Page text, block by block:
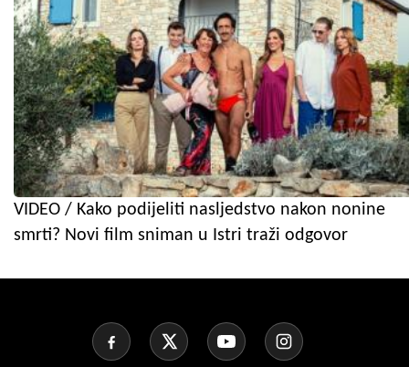
VIDEO / Kako podijeliti nasljedstvo nakon nonine
smrti? Novi film sniman u Istri traži odgovor